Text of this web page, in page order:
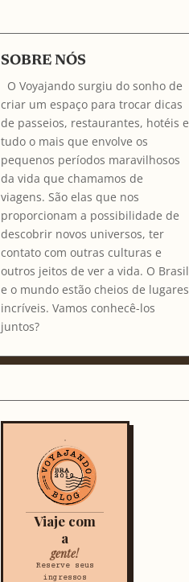
SOBRE NÓS
O Voyajando surgiu do sonho de
criar um espaço para trocar dicas
de passeios, restaurantes, hotéis e
tudo o mais que envolve os
pequenos períodos maravilhosos
da vida que chamamos de
viagens. São elas que nos
proporcionam a possibilidade de
descobrir novos universos, ter
contato com outras culturas e
outros jeitos de ver a vida. O Brasil
e o mundo estão cheios de lugares
incríveis. Vamos conhecê-los
juntos?
Viaje com
a
gente!
Reserve seus
ingressos